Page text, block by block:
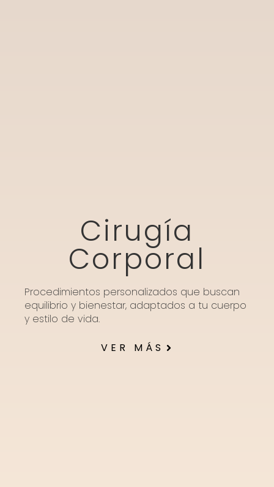
Cirugía
Corporal
Procedimientos personalizados que buscan
equilibrio y bienestar, adaptados a tu cuerpo
y estilo de vida.
VER MÁS